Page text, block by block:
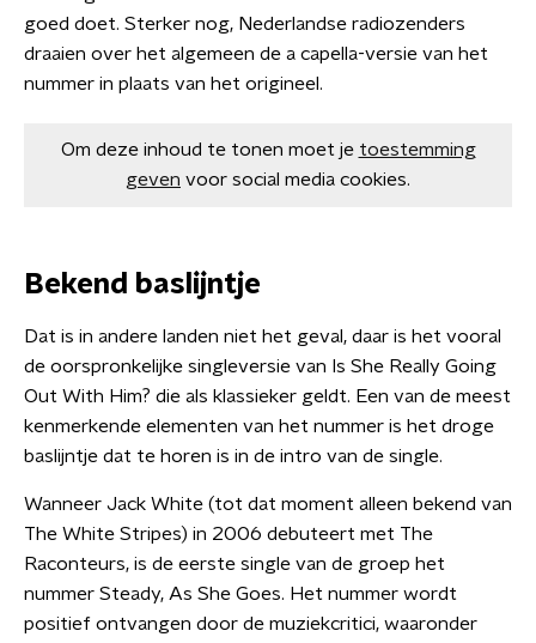
goed doet. Sterker nog, Nederlandse radiozenders
draaien over het algemeen de a capella-versie van het
nummer in plaats van het origineel.
Om deze inhoud te tonen moet je toestemming
geven voor social media cookies.
Bekend baslijntje
Dat is in andere landen niet het geval, daar is het vooral
de oorspronkelijke singleversie van Is She Really Going
Out With Him? die als klassieker geldt. Een van de meest
kenmerkende elementen van het nummer is het droge
baslijntje dat te horen is in de intro van de single.
Wanneer Jack White (tot dat moment alleen bekend van
The White Stripes) in 2006 debuteert met The
Raconteurs, is de eerste single van de groep het
nummer Steady, As She Goes. Het nummer wordt
positief ontvangen door de muziekcritici, waaronder